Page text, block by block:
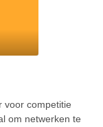
voor competitie
om netwerken te